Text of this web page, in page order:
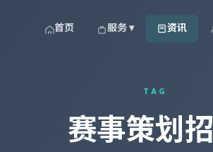
首页 服务 ▾ 资讯
TAG
赛事策划